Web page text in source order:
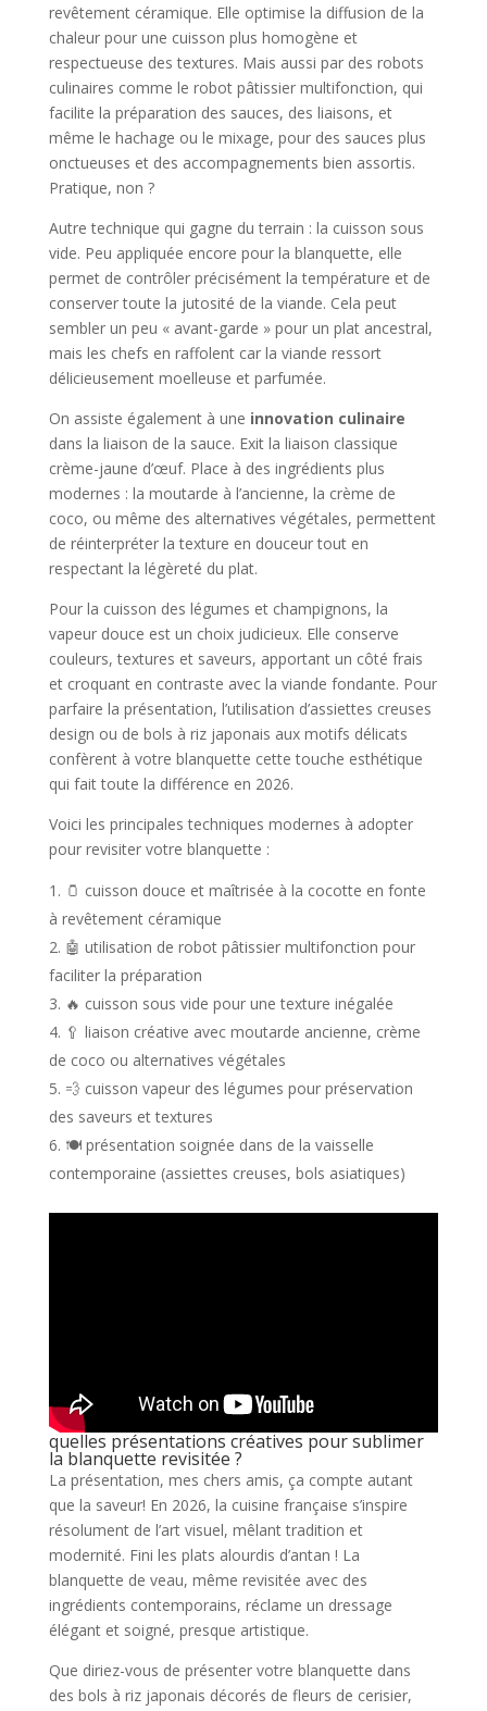
revêtement céramique. Elle optimise la diffusion de la
chaleur pour une cuisson plus homogène et
respectueuse des textures. Mais aussi par des robots
culinaires comme le robot pâtissier multifonction, qui
facilite la préparation des sauces, des liaisons, et
même le hachage ou le mixage, pour des sauces plus
onctueuses et des accompagnements bien assortis.
Pratique, non ?
Autre technique qui gagne du terrain : la cuisson sous
vide. Peu appliquée encore pour la blanquette, elle
permet de contrôler précisément la température et de
conserver toute la jutosité de la viande. Cela peut
sembler un peu « avant-garde » pour un plat ancestral,
mais les chefs en raffolent car la viande ressort
délicieusement moelleuse et parfumée.
On assiste également à une innovation culinaire
dans la liaison de la sauce. Exit la liaison classique
crème-jaune d’œuf. Place à des ingrédients plus
modernes : la moutarde à l’ancienne, la crème de
coco, ou même des alternatives végétales, permettent
de réinterpréter la texture en douceur tout en
respectant la légèreté du plat.
Pour la cuisson des légumes et champignons, la
vapeur douce est un choix judicieux. Elle conserve
couleurs, textures et saveurs, apportant un côté frais
et croquant en contraste avec la viande fondante. Pour
parfaire la présentation, l’utilisation d’assiettes creuses
design ou de bols à riz japonais aux motifs délicats
confèrent à votre blanquette cette touche esthétique
qui fait toute la différence en 2026.
Voici les principales techniques modernes à adopter
pour revisiter votre blanquette :
🫙 cuisson douce et maîtrisée à la cocotte en fonte
à revêtement céramique
🤖 utilisation de robot pâtissier multifonction pour
faciliter la préparation
🔥 cuisson sous vide pour une texture inégalée
🥄 liaison créative avec moutarde ancienne, crème
de coco ou alternatives végétales
💨 cuisson vapeur des légumes pour préservation
des saveurs et textures
🍽️ présentation soignée dans de la vaisselle
contemporaine (assiettes creuses, bols asiatiques)
quelles présentations créatives pour sublimer
la blanquette revisitée ?
La présentation, mes chers amis, ça compte autant
que la saveur! En 2026, la cuisine française s’inspire
résolument de l’art visuel, mêlant tradition et
modernité. Fini les plats alourdis d’antan ! La
blanquette de veau, même revisitée avec des
ingrédients contemporains, réclame un dressage
élégant et soigné, presque artistique.
Que diriez-vous de présenter votre blanquette dans
des bols à riz japonais décorés de fleurs de cerisier,